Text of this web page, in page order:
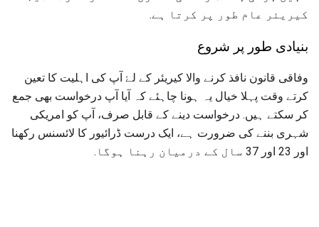
کیریئر عام طور پر کرتا ہے.
بنیادی طور پر شروع
وفاقی قانون نافذ کرنے والا کیریئر کے لۓ آپ کی اہلیت کا تعین
کرتے وقت پہلا خیال یہ ہونا چاہئے کہ آیا آپ درخواست بھی جمع
کر سکتے ہیں. درخواست دینے کے قابل صرف، آپ کو امریکی
شہری بننے کی ضرورت ہے، ایک درست ڈرائیور کا لائسنس رکھنا
اور 23 اور 37 سال کے درمیان رہنا ہوگا.